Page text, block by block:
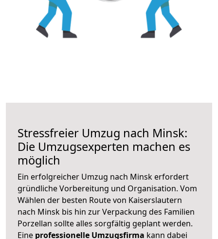
Stressfreier Umzug nach Minsk:
Die Umzugsexperten machen es
möglich
Ein erfolgreicher Umzug nach Minsk erfordert
gründliche Vorbereitung und Organisation. Vom
Wählen der besten Route von Kaiserslautern
nach Minsk bis hin zur Verpackung des Familien
Porzellan sollte alles sorgfältig geplant werden.
Eine professionelle Umzugsfirma kann dabei